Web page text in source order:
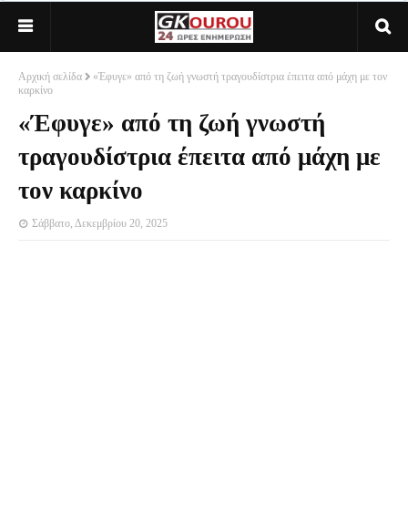
Αρχική σελίδα
«Έφυγε» από τη ζωή γνωστή τραγουδίστρια έπειτα από μάχη με τον
καρκίνο
«Έφυγε» από τη ζωή γνωστή
τραγουδίστρια έπειτα από μάχη με
τον καρκίνο
Σάββατο, Δεκεμβρίου 20, 2025